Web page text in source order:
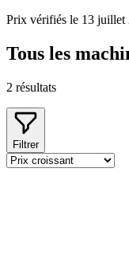
Prix vérifiés le 13 juillet
Tous les
2 résultats
Filtrer